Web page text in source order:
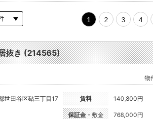
1 2 3 4
抜き (214565)
物
世田谷区砧三丁目17
賃料 140,800円
保証金・敷金 768,000円